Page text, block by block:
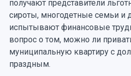
получают представители
сироты, многодетные семьи и
испытывают финансовые
вопрос о том, можно ли
муниципальную квартиру с
праздным.